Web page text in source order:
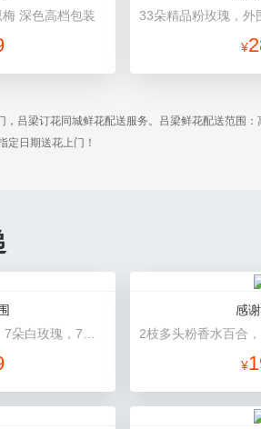
深色高档包装
¥
，吕梁订花同城鲜花配送服务。吕梁鲜花配送范围
定日期送花上门！
感
¥